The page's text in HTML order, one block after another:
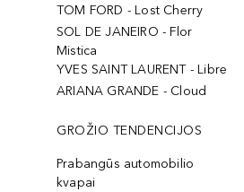
TOM FORD - Lost Cherry
SOL DE JANEIRO - Flor
Mistica
YVES SAINT LAURENT - Libre
ARIANA GRANDE - Cloud
GROŽIO TENDENCIJOS
Prabangūs automobilio
kvapai